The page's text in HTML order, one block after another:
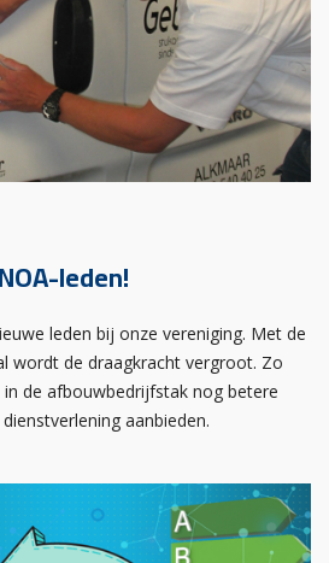
leden!
leden bij onze vereniging. Met de
wordt de draagkracht vergroot. Zo
de afbouwbedrijfstak nog betere
aanbieden.